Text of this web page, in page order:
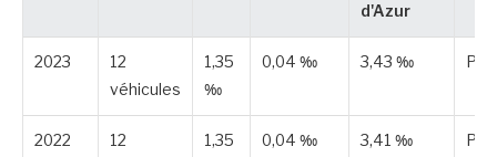
d'Azur
2023
12
véhicules
1,35
‰
0,04 ‰ 3,43 ‰
2022
12
1,35
0,04 ‰ 3,41 ‰